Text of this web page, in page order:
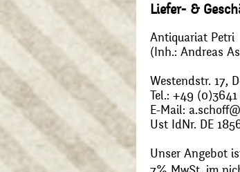
Liefer- &
Antiquariat Petri
(Inh.: Andreas
Westendstr. 17,
Tel.: +49
E-Mail:
Ust IdNr. DE
Unser Angebot